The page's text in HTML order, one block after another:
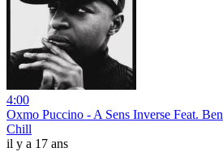
4:00
Oxmo Puccino - A Sens Inverse Feat. Ben
Chill
il y a 17 ans